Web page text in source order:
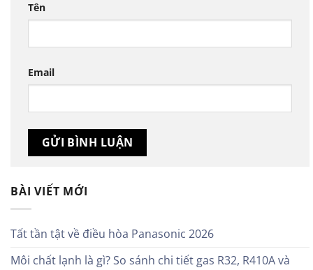
BÀI VIẾT MỚI
Tất tần tật về điều hòa Panasonic 2026
Môi chất lạnh là gì? So sánh chi tiết gas R32, R410A và
Tên
Email